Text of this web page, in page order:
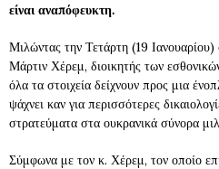
είναι αναπόφευκτη.
Μιλώντας την Τετάρτη (19
Μάρτιν Χέρεμ, διοικητής των
όλα τα στοιχεία δείχνουν προς μια
ψάχνει καν για περισσότερες
στρατεύματα στα ουκρανικά σύνορα
Σύμφωνα με τον κ. Χέρεμ, τον οποίο